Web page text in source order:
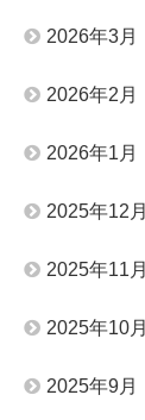
2026年3月
2026年2月
2026年1月
2025年12月
2025年11月
2025年10月
2025年9月